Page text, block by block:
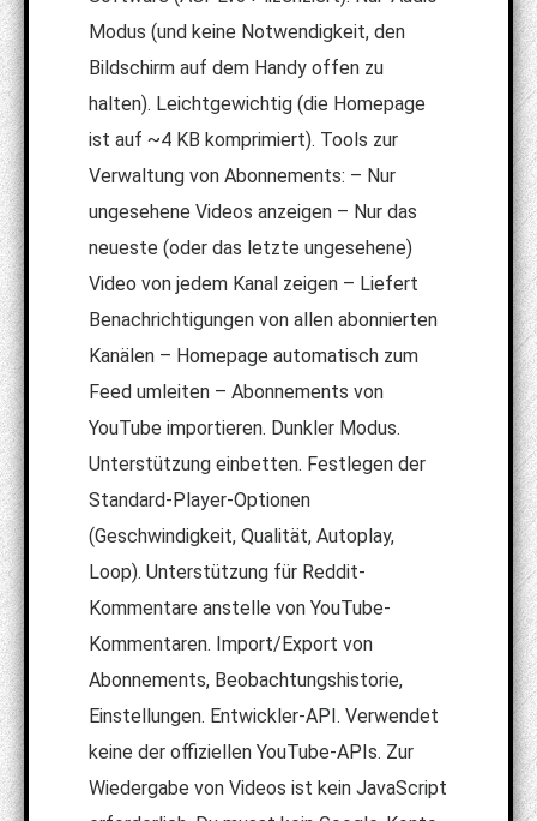
Modus (und keine Notwendigkeit, den
Bildschirm auf dem Handy offen zu
halten). Leichtgewichtig (die Homepage
ist auf ~4 KB komprimiert). Tools zur
Verwaltung von Abonnements: – Nur
ungesehene Videos anzeigen – Nur das
neueste (oder das letzte ungesehene)
Video von jedem Kanal zeigen – Liefert
Benachrichtigungen von allen abonnierten
Kanälen – Homepage automatisch zum
Feed umleiten – Abonnements von
YouTube importieren. Dunkler Modus.
Unterstützung einbetten. Festlegen der
Standard-Player-Optionen
(Geschwindigkeit, Qualität, Autoplay,
Loop). Unterstützung für Reddit-
Kommentare anstelle von YouTube-
Kommentaren. Import/Export von
Abonnements, Beobachtungshistorie,
Einstellungen. Entwickler-API. Verwendet
keine der offiziellen YouTube-APIs. Zur
Wiedergabe von Videos ist kein JavaScript